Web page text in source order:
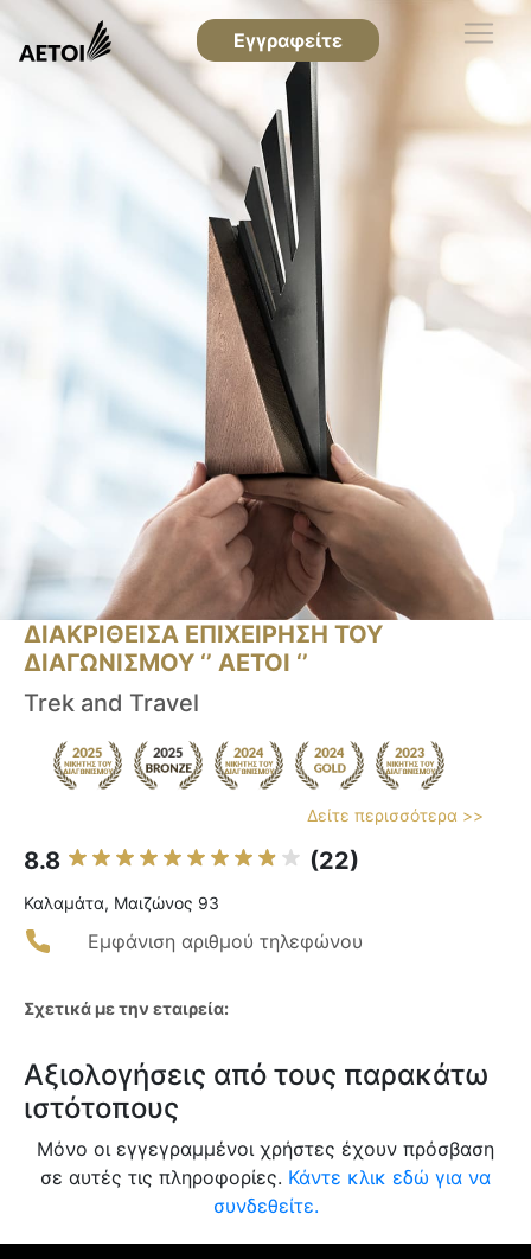
Εγγραφείτε
ΔΙΑΚΡΙΘΕΙΣΑ ΕΠΙΧΕΙΡΗΣΗ ΤΟΥ
ΔΙΑΓΩΝΙΣΜΟΥ ‘’ ΑΕΤΟΙ ‘’
Trek and Travel
Δείτε περισσότερα >>
8.8 (22)
Καλαμάτα, Μαιζώνος 93
Εμφάνιση αριθμού τηλεφώνου
Σχετικά με την εταιρεία:
Αξιολογήσεις από τους παρακάτω
ιστότοπους
Μόνο οι εγγεγραμμένοι χρήστες έχουν πρόσβαση
σε αυτές τις πληροφορίες. Κάντε κλικ εδώ για να
συνδεθείτε.